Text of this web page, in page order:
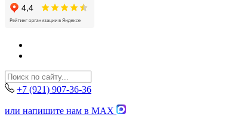
+7 (921) 907-36-36
или напишите нам в MAX